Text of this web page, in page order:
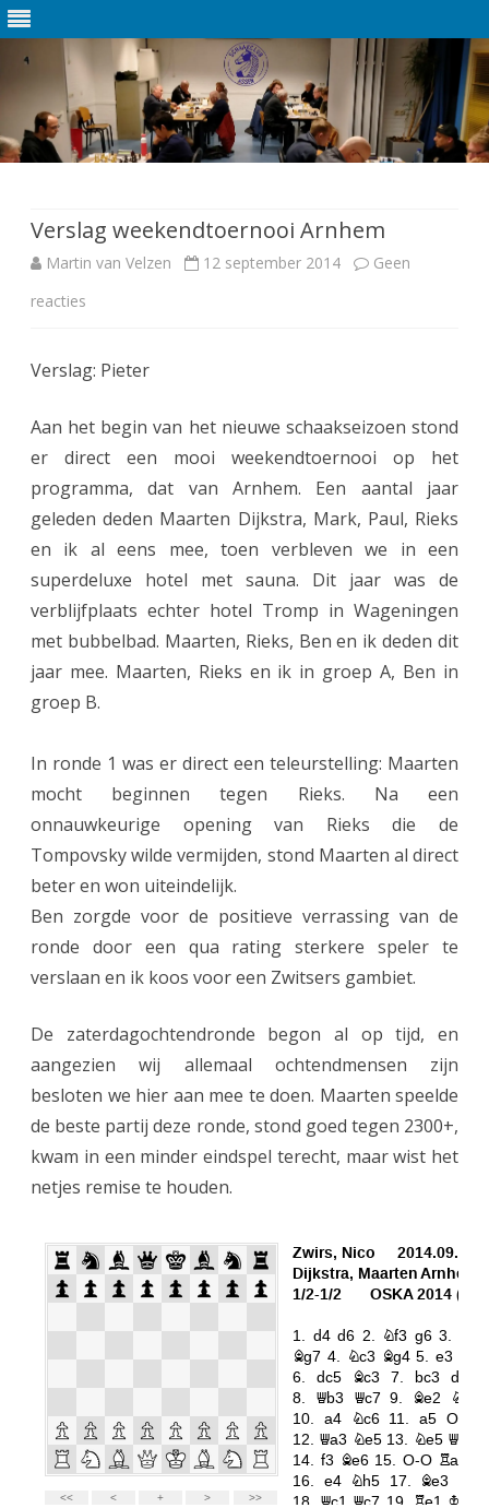
de
inhoud
Verslag weekendtoernooi Arnhem
Martin van Velzen 12 september 2014
Geen
reacties
V
r
s
l
a
g
w
e
k
n
t
o
e
r
n
o
i
r
n
Verslag: Pieter
Aan het begin van het nieuwe schaakseizoen stond
er direct een mooi weekendtoernooi op het
programma, dat van Arnhem. Een aantal jaar
geleden deden Maarten Dijkstra, Mark, Paul, Rieks
en ik al eens mee, toen verbleven we in een
superdeluxe hotel met sauna. Dit jaar was de
verblijfplaats echter hotel Tromp in Wageningen
met bubbelbad. Maarten, Rieks, Ben en ik deden dit
jaar mee. Maarten, Rieks en ik in groep A, Ben in
groep B.
In ronde 1 was er direct een teleurstelling: Maarten
mocht beginnen tegen Rieks. Na een
onnauwkeurige opening van Rieks die de
Tompovsky wilde vermijden, stond Maarten al direct
beter en won uiteindelijk.
Ben zorgde voor de positieve verrassing van de
ronde door een qua rating sterkere speler te
verslaan en ik koos voor een Zwitsers gambiet.
De zaterdagochtendronde begon al op tijd, en
aangezien wij allemaal ochtendmensen zijn
besloten we hier aan mee te doen. Maarten speelde
de beste partij deze ronde, stond goed tegen 2300+,
kwam in een minder eindspel terecht, maar wist het
netjes remise te houden.